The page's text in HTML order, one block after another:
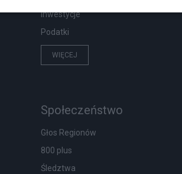
Inwestycje
Podatki
WIĘCEJ
Społeczeństwo
Głos Regionów
800 plus
Śledztwa